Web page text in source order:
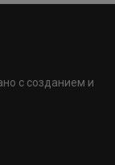
с созданием и